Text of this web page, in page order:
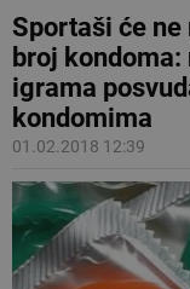
Sportaši će
broj
igrama
kondomima
01.02.2018 12:39